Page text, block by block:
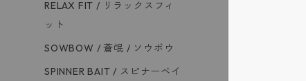
RELAX FIT / リラックスフィ
ット
SOWBOW / 蒼氓 / ソウボウ
SPINNER BAIT / スピナーベイ